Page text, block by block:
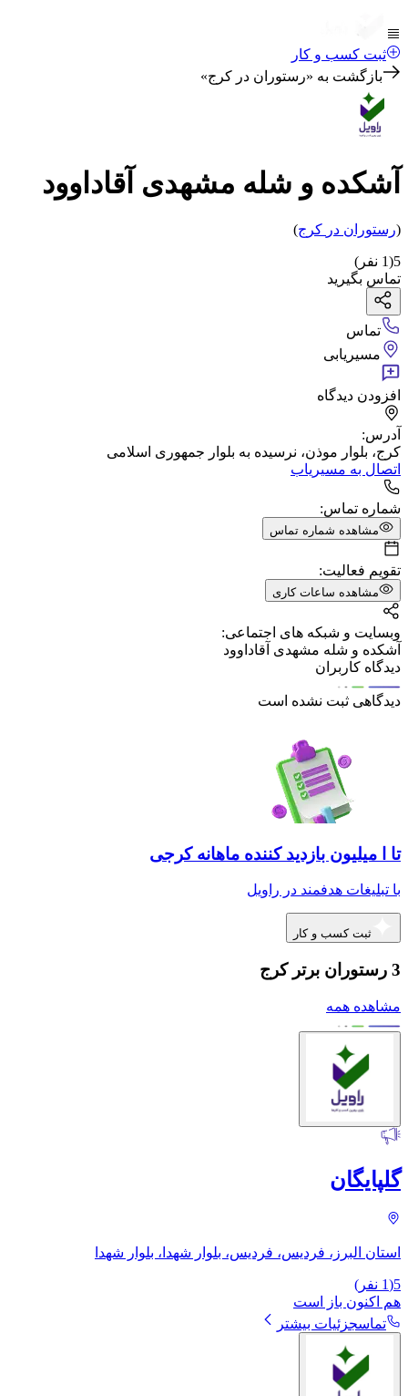
ثبت کسب و کار
بازگشت به «رستوران در کرج»
آشکده و شله مشهدی آقاداوود
(رستوران در کرج)
5
(
1 نفر)
تماس بگیرید
تماس
مسیریابی
افزودن دیدگاه
آدرس:
کرج، بلوار موذن، نرسیده به بلوار جمهوری اسلامی
اتصال به مسیریاب
شماره تماس:
مشاهده شماره تماس
تقویم فعالیت:
مشاهده ساعات کاری
وبسایت و شبکه های اجتماعی:
آشکده و شله مشهدی آقاداوود
دیدگاه کاربران
دیدگاهی ثبت نشده است
تا ا میلیون بازدید کننده ماهانه کرجی
با تبلیغات هدفمند در راویل
ثبت کسب و کار
3 رستوران برتر کرج
مشاهده همه
گلپایگان
استان البرز، فردیس، فردیس، بلوار شهدا، بلوار شهدا
5
(
1 نفر)
هم اکنون باز است
تماسجزئیات بیشتر